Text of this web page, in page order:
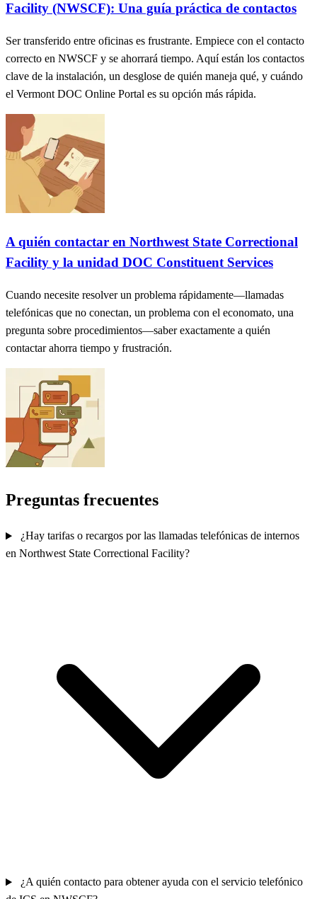
Facility (NWSCF): Una guía práctica de contactos
Ser transferido entre oficinas es frustrante. Empiece con el contacto
correcto en NWSCF y se ahorrará tiempo. Aquí están los contactos
clave de la instalación, un desglose de quién maneja qué, y cuándo
el Vermont DOC Online Portal es su opción más rápida.
A quién contactar en Northwest State Correctional
Facility y la unidad DOC Constituent Services
Cuando necesite resolver un problema rápidamente—llamadas
telefónicas que no conectan, un problema con el economato, una
pregunta sobre procedimientos—saber exactamente a quién
contactar ahorra tiempo y frustración.
Preguntas frecuentes
¿Hay tarifas o recargos por las llamadas telefónicas de internos
en Northwest State Correctional Facility?
¿A quién contacto para obtener ayuda con el servicio telefónico